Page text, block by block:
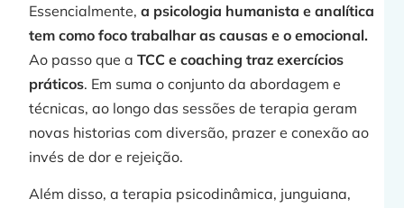
Essencialmente, a psicologia humanista e analítica
tem como foco trabalhar as causas e o emocional.
Ao passo que aTCC e coaching traz exercícios
práticos. Em suma o conjunto da abordagem e
técnicas, ao longo das sessões de terapia geram
novas historias com diversão, prazer e conexão ao
invés de dor e rejeição.
Além disso, a terapia psicodinâmica, junguiana,